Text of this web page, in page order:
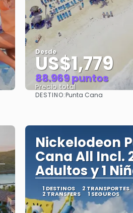
Desde
US$1,779
88.969 puntos
Precio total
Ver
DESTINO:Punta Cana
Nickelodeon
Cana All Incl.
Adultos y 1
1 DESTINOS 2 TRANSPORTES
2 TRANSFERS 1 SEGUROS